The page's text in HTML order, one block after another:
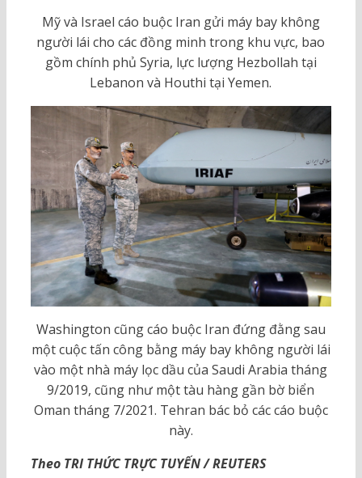
Mỹ và Israel cáo buộc Iran gửi máy bay không
người lái cho các đồng minh trong khu vực, bao
gồm chính phủ Syria, lực lượng Hezbollah tại
Lebanon và Houthi tại Yemen.
Washington cũng cáo buộc Iran đứng đằng sau
một cuộc tấn công bằng máy bay không người lái
vào một nhà máy lọc dầu của Saudi Arabia tháng
9/2019, cũng như một tàu hàng gần bờ biển
Oman tháng 7/2021. Tehran bác bỏ các cáo buộc
này.
Theo TRI THỨC TRỰC TUYẾN / REUTERS